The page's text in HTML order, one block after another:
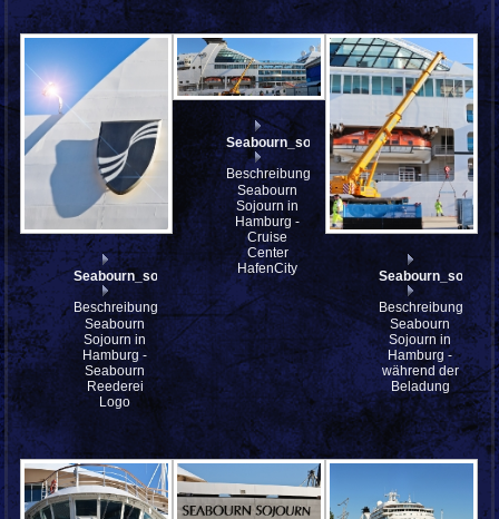
Seabourn_sojourn_IMG_8894_2
Beschreibung:
Seabourn
Sojourn in
Hamburg -
Seabourn
Reederei
Logo
Beschreibung:
Seabourn
Sojourn in
Hamburg -
Cruise
Center
HafenCity
Beschreibung:
Seabourn
Sojourn in
Hamburg -
während der
Beladung